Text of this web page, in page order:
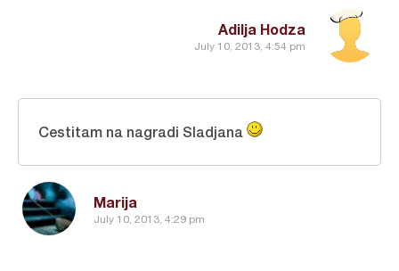
Adilja Hodza
July 10, 2013, 4:54 pm
Marija
July 10, 2013, 4:29 pm
Cestitam na nagradi Sladjana